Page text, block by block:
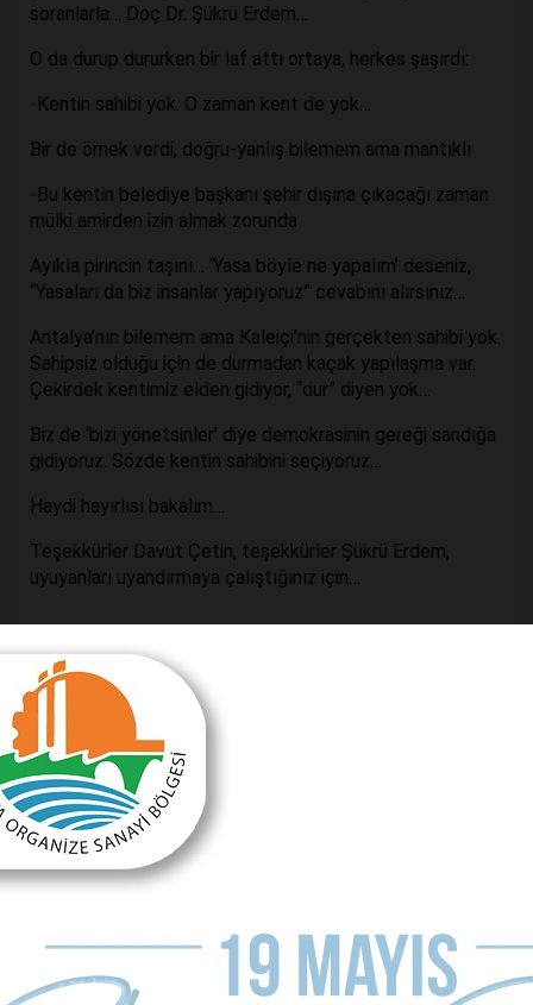
soranlarla… Doç Dr. Şükrü Erdem…
O da durup dururken bir laf attı ortaya, herkes şaşırdı:
-Kentin sahibi yok. O zaman kent de yok…
Bir de örnek verdi, doğru-yanlış bilemem ama mantıklı
-Bu kentin belediye başkanı şehir dışına çıkacağı zaman
mülki amirden izin almak zorunda
Ayıkla pirincin taşını… ‘Yasa böyle ne yapalım’ deseniz,
“Yasaları da biz insanlar yapıyoruz” cevabını alırsınız…
Antalya’nın bilemem ama Kaleiçi’nin gerçekten sahibi yok.
Sahipsiz olduğu için de durmadan kaçak yapılaşma var.
Çekirdek kentimiz elden gidiyor, “dur” diyen yok…
Biz de ‘bizi yönetsinler’ diye demokrasinin gereği sandığa
gidiyoruz. Sözde kentin sahibini seçiyoruz…
Haydi hayırlısı bakalım…
Teşekkürler Davut Çetin, teşekkürler Şükrü Erdem,
uyuyanları uyandırmaya çalıştığınız için…
Önceki Makale
‘Böcek’ten korkmuyoruz!’
MAKALE YORUMLARI